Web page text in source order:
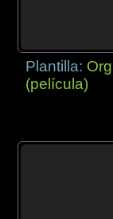
Plantilla:
(película)